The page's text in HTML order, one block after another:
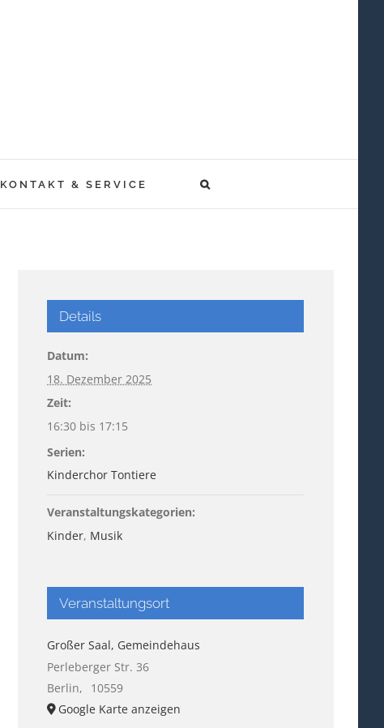
KONTAKT & SERVICE
Details
Datum:
18. Dezember 2025
Zeit:
16:30 bis 17:15
Serien:
Kinderchor Tontiere
Veranstaltungskategorien:
Kinder, Musik
Veranstaltungsort
Großer Saal, Gemeindehaus
Perleberger Str. 36
Berlin,
10559
Google Karte anzeigen